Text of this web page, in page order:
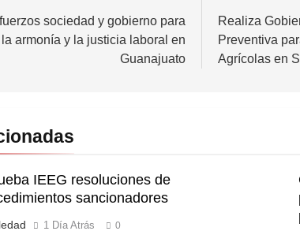
sociedad y gobierno para
armonía y la justicia laboral en
Guanajuato
Realiza
Preventiva
Agrícolas en
IEEG resoluciones de
sancionadores
1 Día Atrás 0